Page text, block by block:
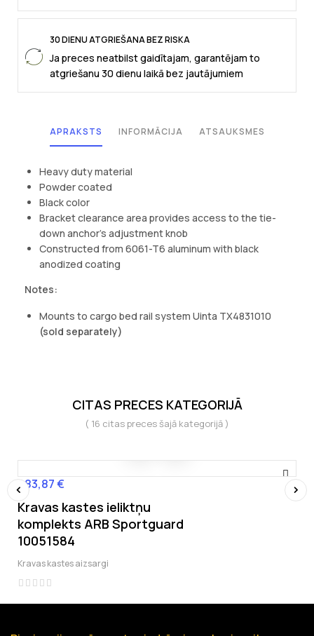
30 DIENU ATGRIEŠANA BEZ RISKA
Ja preces neatbilst gaidītajam, garantējam to
atgriešanu 30 dienu laikā bez jautājumiem
APRAKSTS INFORMĀCIJA ATSAUKSMES
Heavy duty material
Powder coated
Black color
Bracket clearance area provides access to the tie-
down anchor’s adjustment knob
Constructed from 6061-T6 aluminum with black
anodized coating
Notes:
Mounts to cargo bed rail system Uinta TX4831010
(sold separately)
CITAS PRECES KATEGORIJĀ
( 16 citas preces šajā kategorijā )
Cena
483,87 €
Kravas kastes ieliktņu
komplekts ARB Sportguard
10051584
Kravas kastes aizsargi
‹
SAŅEM 10% ATLAIDI
PIRMAJAM PIRKUMAM
Pieraksties mūsu e-pastu listē, un saņem svaigākos jaunumus, īpašos
piedāvājumus un citu ko noderīgu!
JĀ, ES VĒLOS 10% ATLAIDI
Jebkurā brīdī tev būs iespēja atrakstīties no e-pastu saņemšanas. Mēs nedalāmies ar trešajām